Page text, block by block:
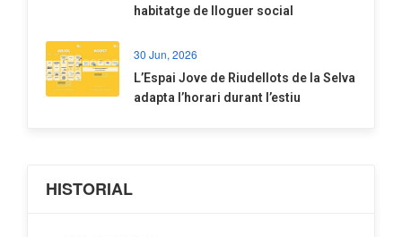
habitatge de lloguer social
30 Jun, 2026
​L’Espai Jove de Riudellots de la Selva
adapta l’horari durant l’estiu
HISTORIAL